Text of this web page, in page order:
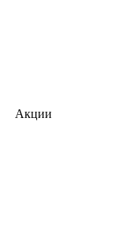
Акции